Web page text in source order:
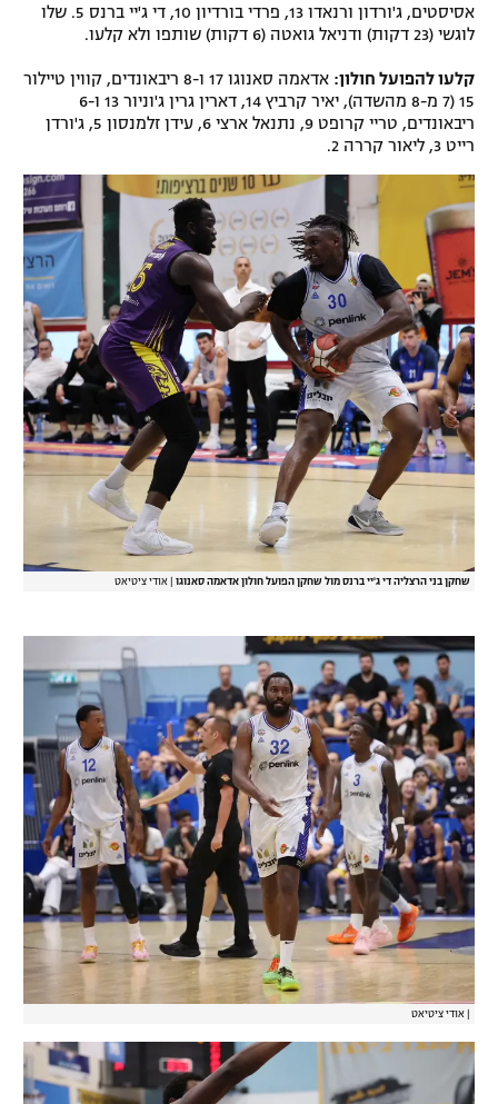
אסיסטים, ג'ורדון ורנאדו 13, פרדי בורדיון 10, די ג'יי ברנס 5. שלו
לוגשי (23 דקות) ודניאל גואטה (6 דקות) שותפו ולא קלעו.
קלעו להפועל חולון:
אדאמה סאנוגו 17 ו-8 ריבאונדים, קווין טיילור
15 (7 מ-8 מהשדה), יאיר קרביץ 14, דארין גרין ג'וניור 13 ו-6
ריבאונדים, טריי קרופט 9, נתנאל ארצי 6, עידן זלמנסון 5, ג'ורדן
רייט 3, ליאור קררה 2.
שחקן בני הרצליה די ג'יי ברנס מול שחקן הפועל חולון אדאמה סאנוגו אודי ציטיאט
אודי ציטיאט